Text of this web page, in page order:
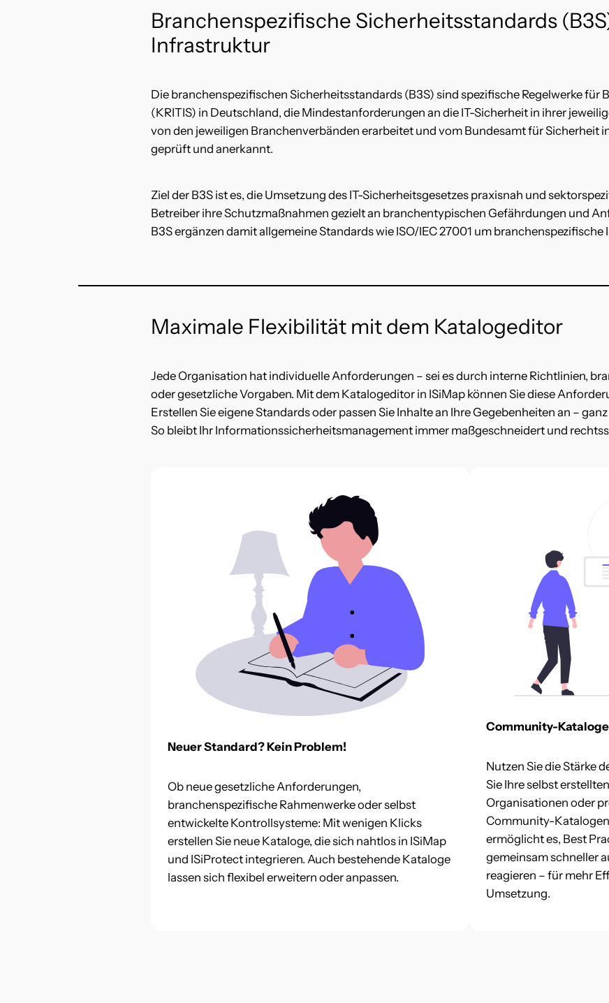
Branchenspezifische Sicherheitsstandards
Infrastruktur
Die branchenspezifischen Sicherheitsstandards (B3S) sind spezifische Regelwerke
(KRITIS) in Deutschland, die Mindestanforderungen an die IT-Sicherheit in ihrer
von den jeweiligen Branchenverbänden erarbeitet und vom Bundesamt für Sicherheit
geprüft und anerkannt.
Ziel der B3S ist es, die Umsetzung des IT-Sicherheitsgesetzes praxisnah und
Betreiber ihre Schutzmaßnahmen gezielt an branchentypischen Gefährdungen und
B3S ergänzen damit allgemeine Standards wie ISO/IEC 27001 um branchenspezifische
Maximale Flexibilität mit dem Katalogeditor
Jede Organisation hat individuelle Anforderungen – sei es durch interne Richtlinien,
oder gesetzliche Vorgaben. Mit dem Katalogeditor in ISiMap können Sie diese
Erstellen Sie eigene Standards oder passen Sie Inhalte an Ihre Gegebenheiten an –
So bleibt Ihr Informationssicherheitsmanagement immer maßgeschneidert und
Neuer Standard? Kein Problem!
Ob neue gesetzliche Anforderungen,
branchenspezifische Rahmenwerke oder selbst
entwickelte Kontrollsysteme: Mit wenigen Klicks
erstellen Sie neue Kataloge, die sich nahtlos in ISiMap
und ISiProtect integrieren. Auch bestehende Kataloge
lassen sich flexibel erweitern oder anpassen.
Community-
Nutzen Sie die Stärke
Sie Ihre selbst
Organisationen oder
Community-
ermöglicht es, Best
gemeinsam schneller
reagieren – für mehr
Umsetzung.